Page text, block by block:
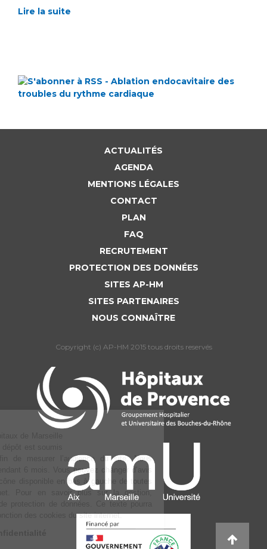
Lire la suite
ACTUALITÉS
AGENDA
MENTIONS LÉGALES
CONTACT
PLAN
FAQ
RECRUTEMENT
PROTECTION DES DONNÉES
SITES AP-HM
SITES PARTENAIRES
NOUS CONNAÎTRE
Copyright (c) AP-HM 2015 tous droits reservés
L’Assistance publique Hôpitaux de Marseille
l’audience du site. Nous conservons votre choix pendant 6 mois. Vous
pouvez changer d’avis à tout moment via notre icône disponible en
bas à gauche de toutes les pages du site internet. Pour en savoir plus
sur la gestion, consulter notre Politique de protection de données. Ce
Lire la politique de confidentialité